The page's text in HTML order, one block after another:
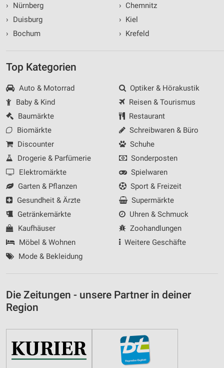
›
Nürnberg
›
Duisburg
›
Bochum
› Chemnitz
› Kiel
› Krefeld
Top Kategorien
Auto & Motorrad
Baby & Kind
Baumärkte
Biomärkte
Discounter
Drogerie & Parfümerie
Elektromärkte
Garten & Pflanzen
Gesundheit & Ärzte
Getränkemärkte
Kaufhäuser
Möbel & Wohnen
Mode & Bekleidung
Optiker & Hörakustik
Reisen & Tourismus
Restaurant
Schreibwaren & Büro
Schuhe
Sonderposten
Spielwaren
Sport & Freizeit
Supermärkte
Uhren & Schmuck
Zoohandlungen
Weitere Geschäfte
Die Zeitungen - unsere Partner in deiner
Region